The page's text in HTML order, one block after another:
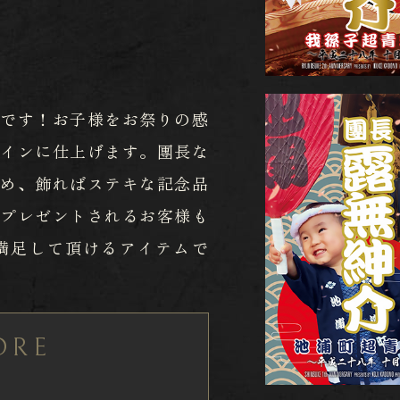
す！お子様をお祭りの感
ンに仕上げます。團長な
、飾ればステキな記念品
レゼントされるお客様も
足して頂けるアイテムで